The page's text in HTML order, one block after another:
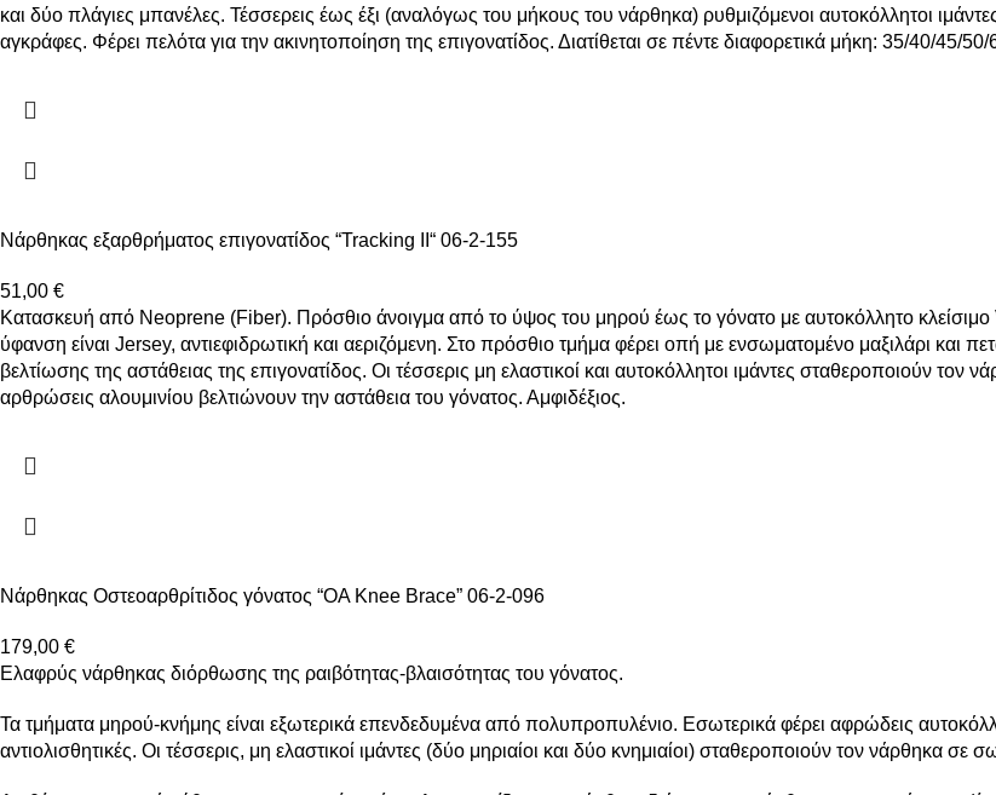
και δύο πλάγιες μπανέλες. Τέσσερεις έως έξι (αναλόγως του μήκους του νάρθηκα) ρυθμιζόμενοι αυτοκόλλητοι
αγκράφες. Φέρει πελότα για την ακινητοποίηση της επιγονατίδος. Διατίθεται σε πέντε διαφορετικά μήκη: 35/40/45/
Νάρθηκας εξαρθρήματος επιγονατίδος “Tracking II“ 06-2-155
51,00 €
Κατασκευή από Neoprene (Fiber). Πρόσθιο άνοιγμα από το ύψος του μηρού έως το γόνατο με αυτοκόλλητο
ύφανση είναι Jersey, αντιεφιδρωτική και αεριζόμενη. Στο πρόσθιο τμήμα φέρει οπή με ενσωματομένο μαξιλάρι και
βελτίωσης της αστάθειας της επιγονατίδος. Οι τέσσερις μη ελαστικοί και αυτοκόλλητοι ιμάντες σταθεροποιούν
αρθρώσεις αλουμινίου βελτιώνουν την αστάθεια του γόνατος. Αμφιδέξιος.
Νάρθηκας Οστεοαρθρίτιδος γόνατος “ΟΑ Knee Brace” 06-2-096
179,00 €
Ελαφρύς νάρθηκας διόρθωσης της ραιβότητας-βλαισότητας του γόνατος.
Τα τμήματα μηρού-κνήμης είναι εξωτερικά επενδεδυμένα από πολυπροπυλένιο. Εσωτερικά φέρει αφρώδεις
αντιολισθητικές. Οι τέσσερις, μη ελαστικοί ιμάντες (δύο μηριαίοι και δύο κνημιαίοι) σταθεροποιούν τον νάρθηκα